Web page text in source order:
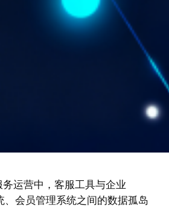
运营中，客服工具与企业
、会员管理系统之间的数据孤岛